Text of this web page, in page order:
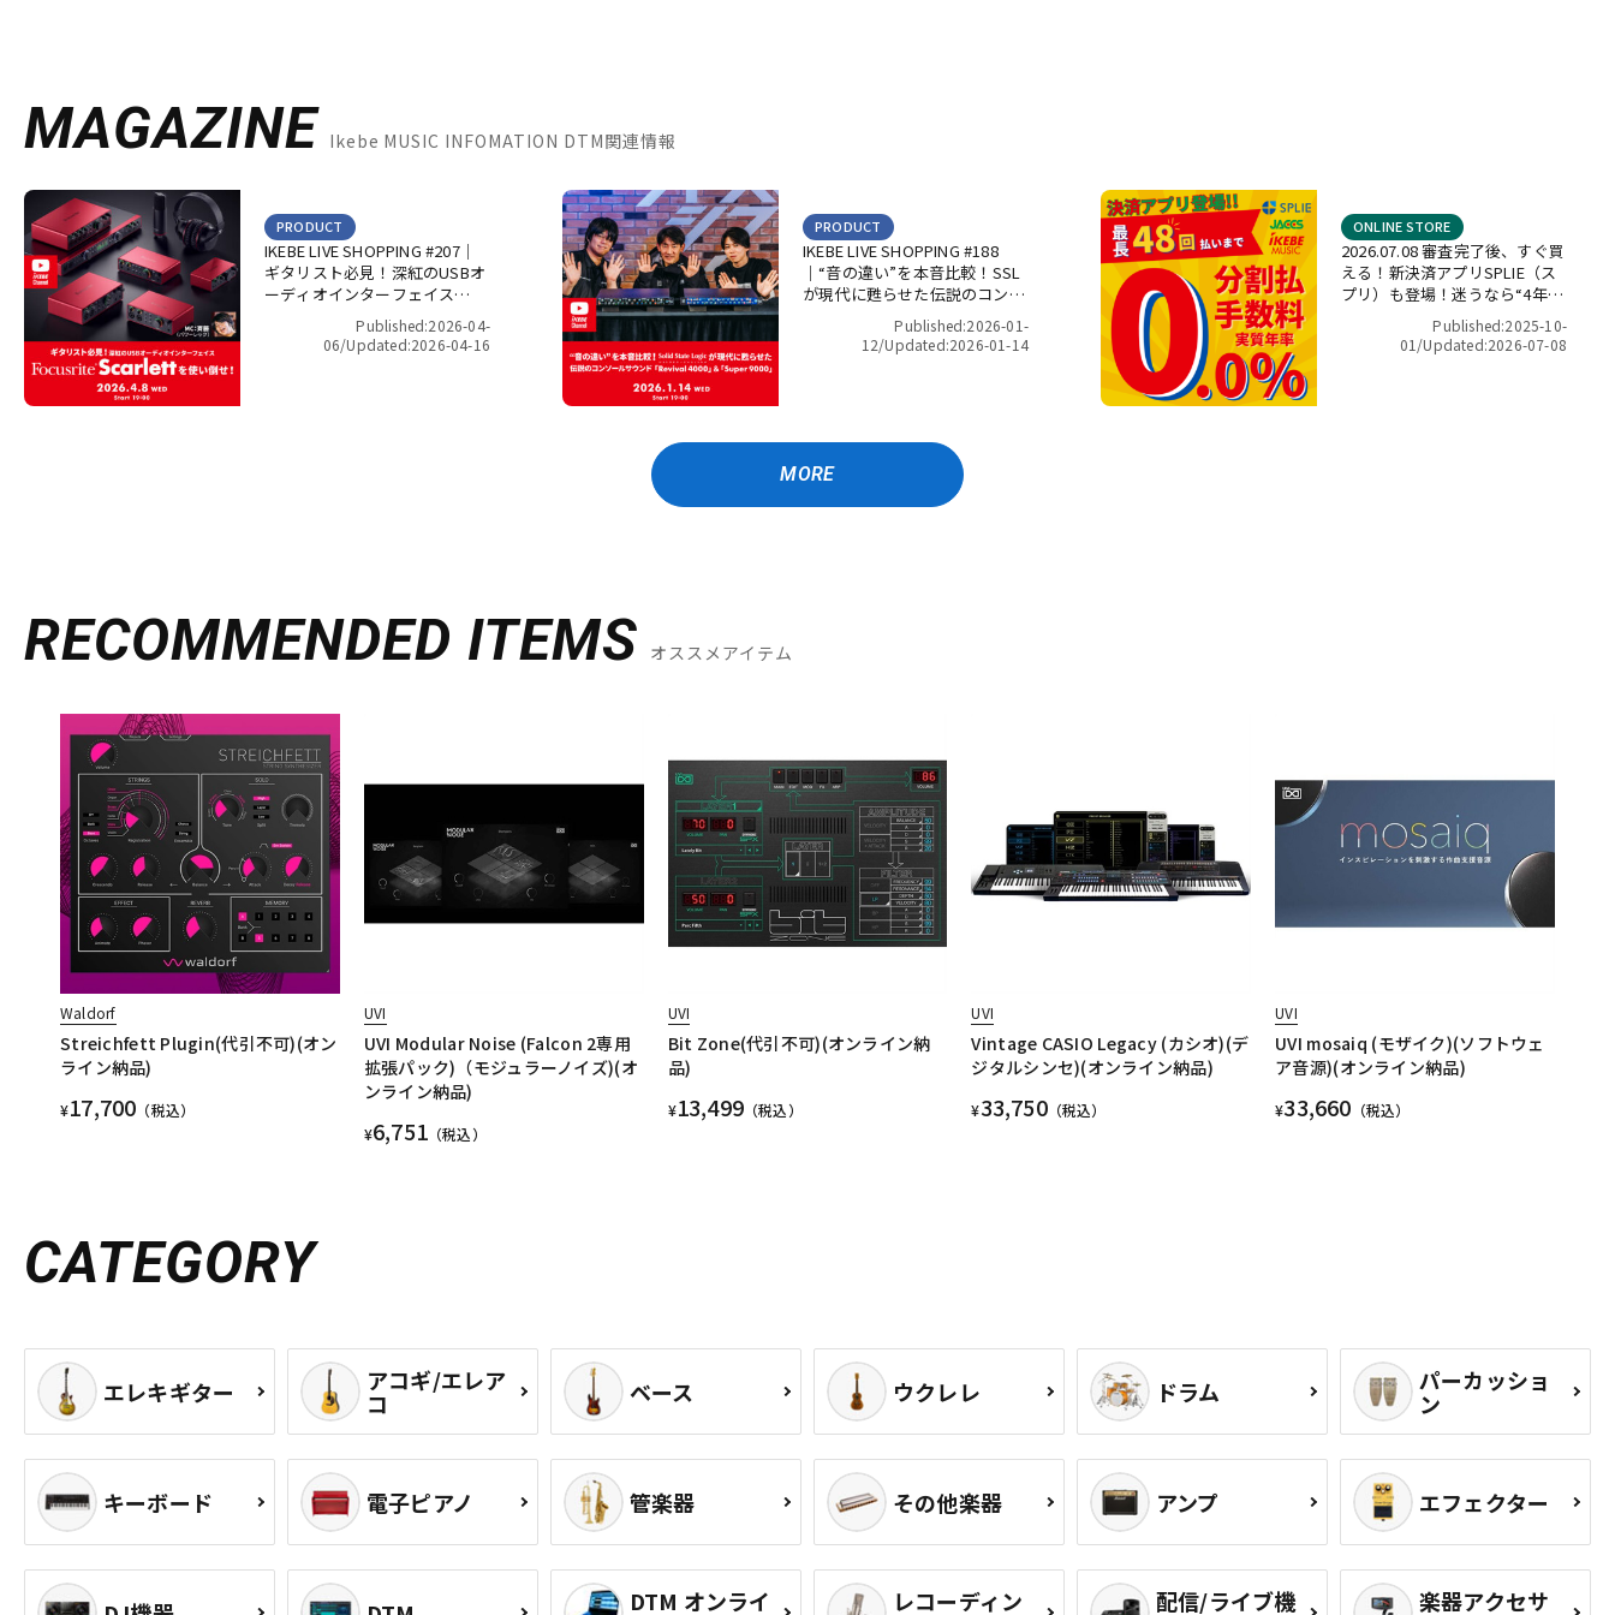
MAGAZINE Ikebe MUSIC INFOMATION DTM関連情報
IKEBE LIVE SHOPPING #207｜
ギタリスト必見！深紅のUSBオ
ーディオインターフェイス
Focusrite Scarlett を使い倒
せ！【presented by パワーレ
PRODUCT
Published:2026-04-
06/Updated:2026-04-16
IKEBE LIVE SHOPPING #188
｜“音の違い”を本音比較！SSL
が現代に甦らせた伝説のコンソ
ールサウンド「Revival 4000」
＆「Super 9000」【presented
by パワーレック】
PRODUCT
Published:2026-01-
12/Updated:2026-01-14
2026.07.08 審査完了後、すぐ買
える！新決済アプリSPLIE（ス
プリ）も登場！迷うなら“4年間
金利ゼロ！”最長48回 無金利キ
ャンペーン
ONLINE STORE
Published:2025-10-
01/Updated:2026-07-08
MORE
RECOMMENDED ITEMS オススメアイテム
Waldorf
Streichfett Plugin(代引不可)(オン
ライン納品)
¥17,700 （税込）
UVI
UVI Modular Noise (Falcon 2専用
拡張パック)（モジュラーノイズ)(オ
ンライン納品)
¥6,751 （税込）
UVI
Bit Zone(代引不可)(オンライン納
品)
¥13,499 （税込）
UVI
Vintage CASIO Legacy (カシオ)(デ
ジタルシンセ)(オンライン納品)
¥33,750（税込）
UVI
UVI mosaiq (モザイク)(ソフトウェ
ア音源)(オンライン納品)
¥33,660 （税込）
CATEGORY
エレキギター アコギ/エレア
コ ベース ウクレレ ドラム パーカッショ
ン
キーボード 電子ピアノ 管楽器 その他楽器 アンプ エフェクター
DTM オンライ レコーディン 配信/ライブ機 楽器アクセサ